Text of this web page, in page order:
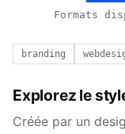
Formats
branding
Explorez le
Créée par un